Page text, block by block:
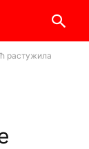
растужила